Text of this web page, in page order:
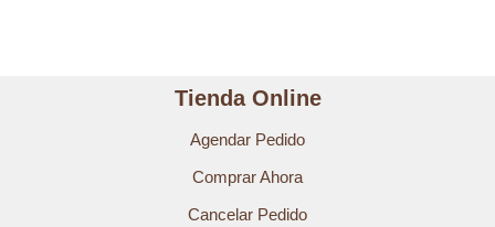
Tienda Online
Agendar Pedido
Comprar Ahora
Cancelar Pedido